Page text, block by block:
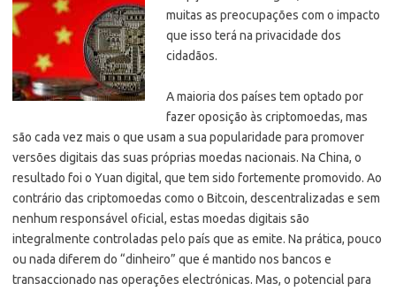
muitas as preocupações com o impacto
que isso terá na privacidade dos
cidadãos.
A maioria dos países tem optado por
fazer oposição às criptomoedas, mas
são cada vez mais o que usam a sua popularidade para promover
versões digitais das suas próprias moedas nacionais. Na China, o
resultado foi o Yuan digital, que tem sido fortemente promovido. Ao
contrário das criptomoedas como o Bitcoin, descentralizadas e sem
nenhum responsável oficial, estas moedas digitais são
integralmente controladas pelo país que as emite. Na prática, pouco
ou nada diferem do “dinheiro” que é mantido nos bancos e
transaccionado nas operações electrónicas. Mas, o potencial para